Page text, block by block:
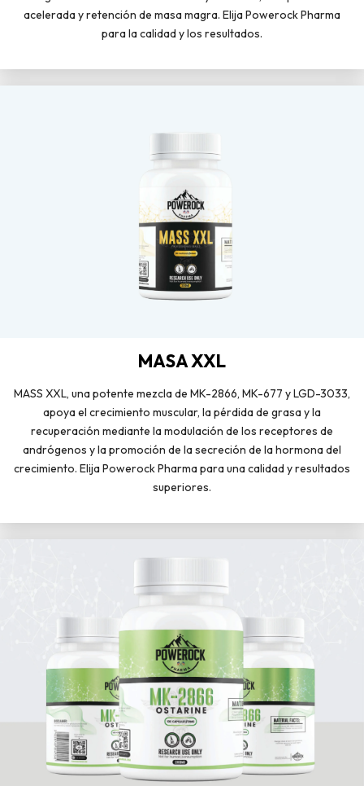
acelerada y retención de masa magra. Elija Powerock Pharma
para la calidad y los resultados.
MASA XXL
MASS XXL, una potente mezcla de MK-2866, MK-677 y LGD-3033,
apoya el crecimiento muscular, la pérdida de grasa y la
recuperación mediante la modulación de los receptores de
andrógenos y la promoción de la secreción de la hormona del
crecimiento. Elija Powerock Pharma para una calidad y resultados
superiores.